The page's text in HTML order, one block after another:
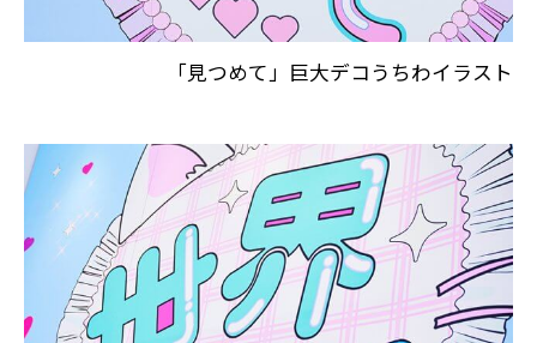
「見つめて」巨大デコうちわイラスト